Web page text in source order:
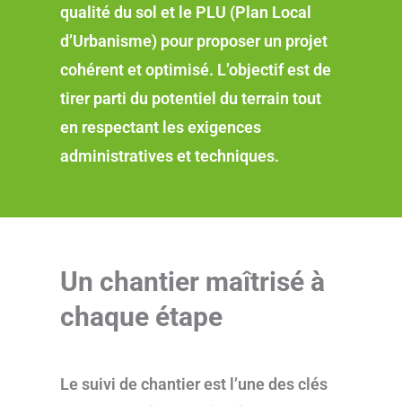
qualité du sol et le PLU (Plan Local
d’Urbanisme) pour proposer un projet
cohérent et optimisé. L’objectif est de
tirer parti du potentiel du terrain tout
en respectant les exigences
administratives et techniques.
Un chantier maîtrisé à
chaque étape
Le suivi de chantier est l’une des clés